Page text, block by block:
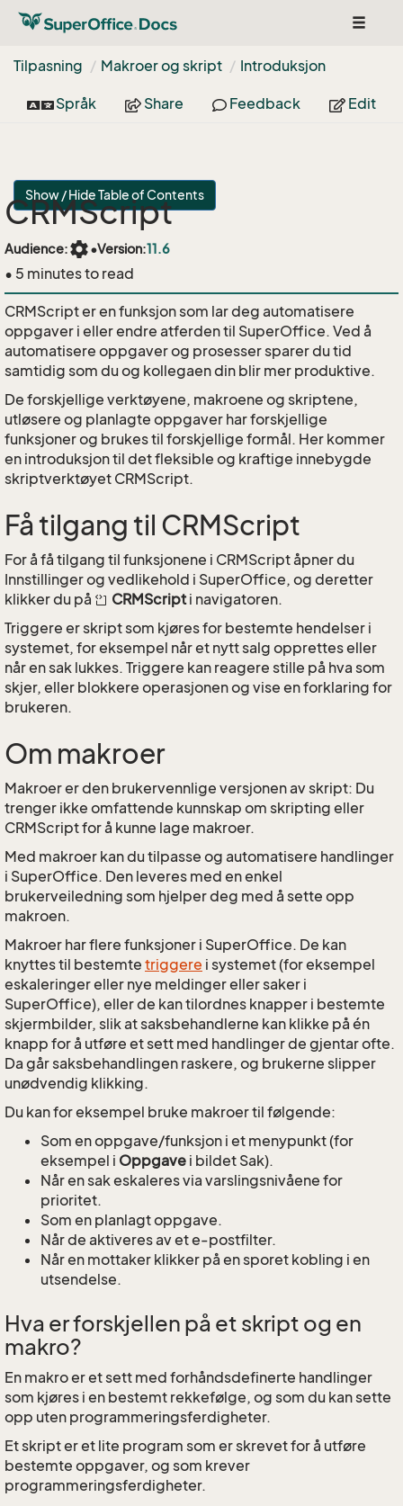
Toggle
Tilpasning
Makroer og skript Introduksjon
Språk Share Feedback Edit
Show / Hide Table of Contents
CRMScript
Audience:settings•Version:11.6
• 5 minutes to read
CRMScript er en funksjon som lar deg automatisere
oppgaver i eller endre atferden til SuperOffice. Ved å
automatisere oppgaver og prosesser sparer du tid
samtidig som du og kollegaen din blir mer produktive.
De forskjellige verktøyene, makroene og skriptene,
utløsere og planlagte oppgaver har forskjellige
funksjoner og brukes til forskjellige formål. Her kommer
en introduksjon til det fleksible og kraftige innebygde
skriptverktøyet CRMScript.
Få tilgang til CRMScript
For å få tilgang til funksjonene i CRMScript åpner du
Innstillinger og vedlikehold i SuperOffice, og deretter
klikker du på
CRMScripti navigatoren.
Triggere er skript som kjøres for bestemte hendelser i
systemet, for eksempel når et nytt salg opprettes eller
når en sak lukkes. Triggere kan reagere stille på hva som
skjer, eller blokkere operasjonen og vise en forklaring for
brukeren.
Om makroer
Makroer er den brukervennlige versjonen av skript: Du
trenger ikke omfattende kunnskap om skripting eller
CRMScript for å kunne lage makroer.
Med makroer kan du tilpasse og automatisere handlinger
i SuperOffice. Den leveres med en enkel
brukerveiledning som hjelper deg med å sette opp
makroen.
Makroer har flere funksjoner i SuperOffice. De kan
knyttes til bestemte triggere i systemet (for eksempel
eskaleringer eller nye meldinger eller saker i
SuperOffice), eller de kan tilordnes knapper i bestemte
skjermbilder, slik at saksbehandlerne kan klikke på én
knapp for å utføre et sett med handlinger de gjentar ofte.
Da går saksbehandlingen raskere, og brukerne slipper
unødvendig klikking.
Du kan for eksempel bruke makroer til følgende:
Som en oppgave/funksjon i et menypunkt (for
eksempel i Oppgave i bildet Sak).
Når en sak eskaleres via varslingsnivåene for
prioritet.
Som en planlagt oppgave.
Når de aktiveres av et e-postfilter.
Når en mottaker klikker på en sporet kobling i en
utsendelse.
Hva er forskjellen på et skript og en
makro?
En makro er et sett med forhåndsdefinerte handlinger
som kjøres i en bestemt rekkefølge, og som du kan sette
opp uten programmeringsferdigheter.
Et skript er et lite program som er skrevet for å utføre
bestemte oppgaver, og som krever
programmeringsferdigheter.